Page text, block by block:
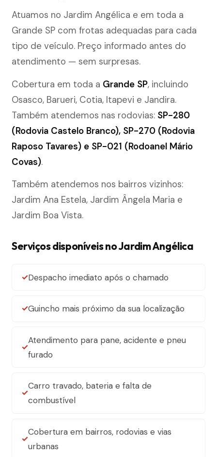
Atuamos no Jardim Angélica e em toda a
Grande SP com frotas adequadas para cada
tipo de veículo. Preço informado antes do
atendimento — sem surpresas.
Cobertura em toda a Grande SP, incluindo
Osasco, Barueri, Cotia, Itapevi e Jandira.
Também atendemos nas rodovias: SP-280
(Rodovia Castelo Branco), SP-270 (Rodovia
Raposo Tavares) e SP-021 (Rodoanel Mário
Covas).
Também atendemos nos bairros vizinhos:
Jardim Ana Estela, Jardim Ângela Maria e
Jardim Boa Vista.
Serviços disponíveis no Jardim Angélica
Despacho imediato após o chamado
Guincho mais próximo da sua localização
Atendimento para pane, acidente e pneu
furado
Carro travado, bateria e falta de
combustível
Cobertura em bairros, rodovias e vias
urbanas